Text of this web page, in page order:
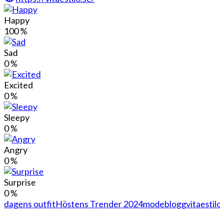
Happy
100%
Sad
0%
Excited
0%
Sleepy
0%
Angry
0%
Surprise
0%
dagens outfitHöstens Trender 2024modeblogg